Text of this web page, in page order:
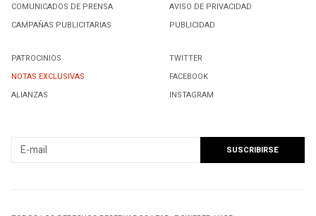
COMUNICADOS DE PRENSA
CAMPAÑAS PUBLICITARIAS
AVISO DE PRIVACIDAD
PUBLICIDAD
PATROCINIOS
NOTAS EXCLUSIVAS
ALIANZAS
TWITTER
FACEBOOK
INSTAGRAM